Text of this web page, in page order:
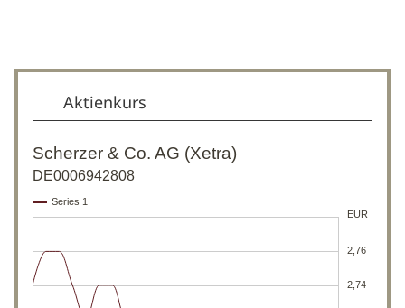
Aktienkurs